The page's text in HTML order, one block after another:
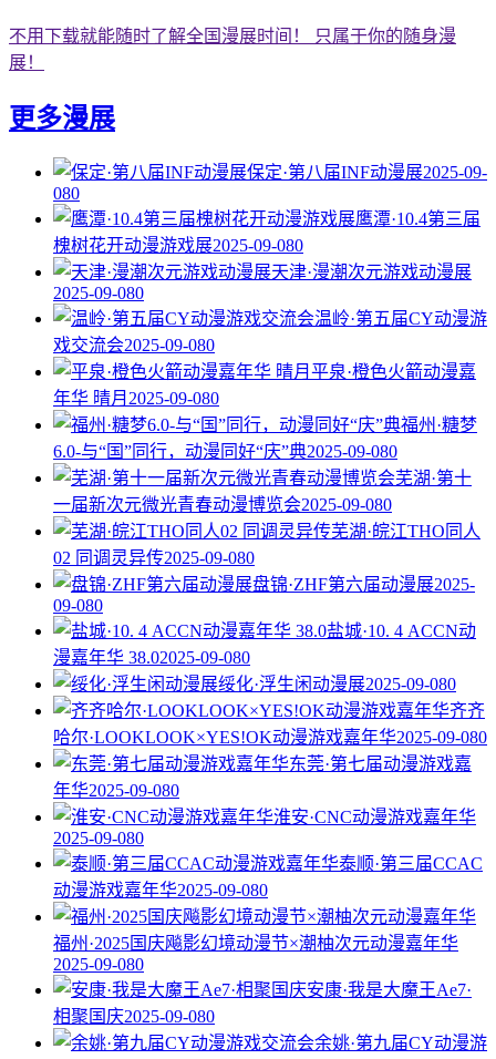
不用下载就能随时了解全国漫展时间！ 只属于你的随身漫
展！
更多漫展
保定·第八届INF动漫展2025-09-
080
鹰潭·10.4第三届
槐树花开动漫游戏展2025-09-080
天津·漫潮次元游戏动漫展
2025-09-080
温岭·第五届CY动漫游
戏交流会2025-09-080
平泉·橙色火箭动漫嘉
年华 晴月 2025-09-080
福州·糖梦
6.0-与“国”同行，动漫同好“庆”典2025-09-080
芜湖·第十
一届新次元微光青春动漫博览会2025-09-080
芜湖·皖江THO同人
02 同调灵异传2025-09-080
盘锦·ZHF第六届动漫展2025-
09-080
盐城·10. 4 ACCN动
漫嘉年华 38.02025-09-080
绥化·浮生闲动漫展2025-09-080
齐齐
哈尔·LOOKLOOK×YES!OK动漫游戏嘉年华2025-09-080
东莞·第七届动漫游戏嘉
年华2025-09-080
淮安·CNC动漫游戏嘉年华
2025-09-080
泰顺·第三届CCAC
动漫游戏嘉年华2025-09-080
福州·2025国庆飚影幻境动漫节×潮柚次元动漫嘉年华
2025-09-080
安康·我是大魔王Ae7·
相聚国庆2025-09-080
余姚·第九届CY动漫游